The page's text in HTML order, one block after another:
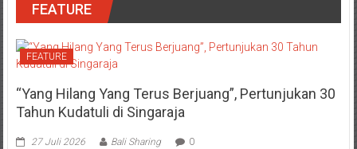
FEATURE
FEATURE
“Yang Hilang Yang Terus Berjuang”, Pertunjukan 30
Tahun Kudatuli di Singaraja
27 Juli 2026 Bali Sharing 0